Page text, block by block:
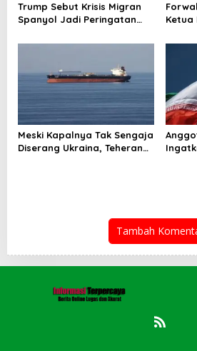
Trump Sebut Krisis Migran
Spanyol Jadi Peringatan
Ketua
di
Meski Kapalnya Tak Sengaja
Diserang Ukraina, Teheran
Tambah